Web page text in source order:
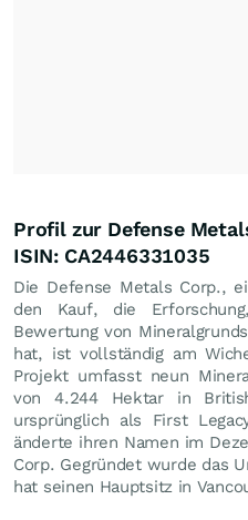
Profil zur Defense
ISIN: CA2446331035
Die Defense Metals Corp.,
den Kauf, die
Bewertung von
hat, ist vollständig am
Projekt umfasst neun
von 4.244 Hektar in
ursprünglich als First
änderte ihren Namen im
Corp. Gegründet wurde das
hat seinen Hauptsitz in